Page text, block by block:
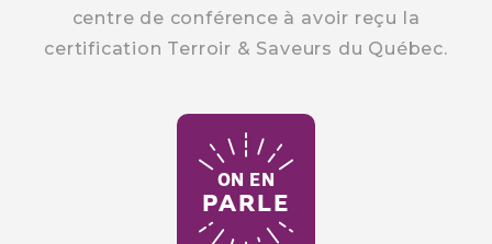
centre de conférence à avoir reçu la
certification Terroir & Saveurs du Québec.
ON EN
PARLE